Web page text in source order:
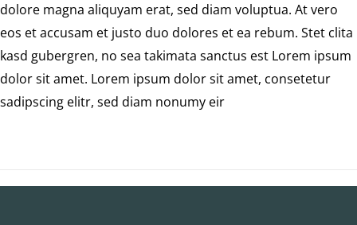
dolore magna aliquyam erat, sed diam voluptua. At vero
eos et accusam et justo duo dolores et ea rebum. Stet clita
kasd gubergren, no sea takimata sanctus est Lorem ipsum
dolor sit amet. Lorem ipsum dolor sit amet, consetetur
sadipscing elitr, sed diam nonumy eir